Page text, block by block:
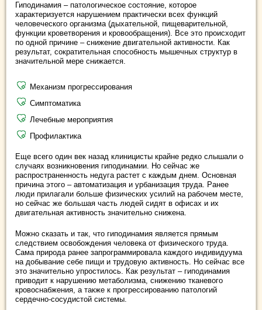
Гиподинамия – патологическое состояние, которое
характеризуется нарушением практически всех функций
человеческого организма (дыхательной, пищеварительной,
функции кроветворения и кровообращения). Все это происходит
по одной причине – снижение двигательной активности. Как
результат, сократительная способность мышечных структур в
значительной мере снижается.
Механизм прогрессирования
Симптоматика
Лечебные мероприятия
Профилактика
Еще всего один век назад клиницисты крайне редко слышали о
случаях возникновения гиподинамии. Но сейчас же
распространенность недуга растет с каждым днем. Основная
причина этого – автоматизация и урбанизация труда. Ранее
люди прилагали больше физических усилий на рабочем месте,
но сейчас же большая часть людей сидят в офисах и их
двигательная активность значительно снижена.
Можно сказать и так, что гиподинамия является прямым
следствием освобождения человека от физического труда.
Сама природа ранее запрограммировала каждого индивидуума
на добывание себе пищи и трудовую активность. Но сейчас все
это значительно упростилось. Как результат – гиподинамия
приводит к нарушению метаболизма, снижению тканевого
кровоснабжения, а также к прогрессированию патологий
сердечно-сосудистой системы.